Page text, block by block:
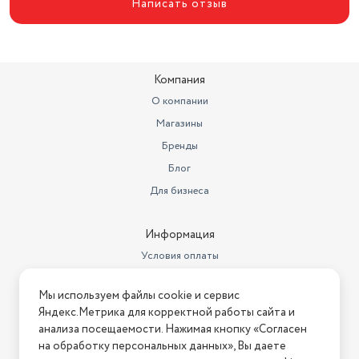
3
1 м
есть
5.54
Написать отзыв
Компания
О компании
Магазины
Бренды
Блог
Для бизнеса
Информация
Условия оплаты
Условия возврата
Нашли ошибку на сайте? Напишите нам
2026 © Интернет-магазин "АстМаркет". У нас есть всё!
Мы используем файлы cookie и сервис
Яндекс.Метрика для корректной работы сайта и
анализа посещаемости. Нажимая кнопку «Согласен
на обработку персональных данных», Вы даете